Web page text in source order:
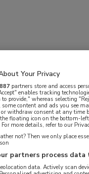
MedNet
Your Privacy
887 partners store and access
enables tracking
to provide," whereas selecting
some content and ads you see
or withdraw consent at any time
floating icon on the bottom-
more details, refer to our
not? Then we only place
partners process data
data. Actively scan